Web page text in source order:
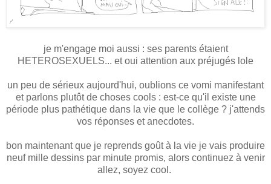
je m'engage moi aussi : ses parents étaient
HETEROSEXUELS... et oui attention aux préjugés lole
un peu de sérieux aujourd'hui, oublions ce vomi manifestant
et parlons plutôt de choses cools : est-ce qu'il existe une
période plus pathétique dans la vie que le collège ? j'attends
vos réponses et anecdotes.
bon maintenant que je reprends goût à la vie je vais produire
neuf mille dessins par minute promis, alors continuez à venir
allez, soyez cool.